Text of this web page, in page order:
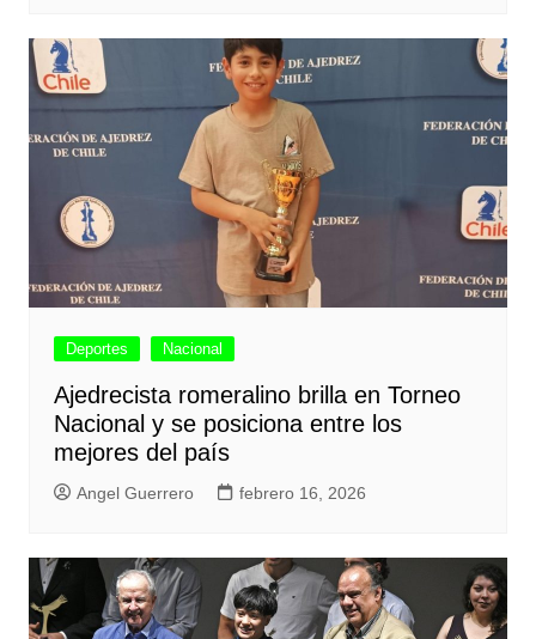
Deportes Nacional
Ajedrecista romeralino brilla en Torneo
Nacional y se posiciona entre los
mejores del país
Angel Guerrero febrero 16, 2026